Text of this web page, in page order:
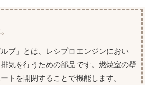
ブ」とは、レシプロエンジンにおい
気を行うための部品です。燃焼室の壁
トを開閉することで機能します。